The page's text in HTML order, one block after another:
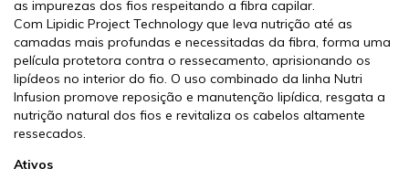
as impurezas dos fios respeitando a fibra capilar.
Com Lipidic Project Technology que leva nutrição até as
camadas mais profundas e necessitadas da fibra, forma uma
película protetora contra o ressecamento, aprisionando os
lipídeos no interior do fio. O uso combinado da linha Nutri
Infusion promove reposição e manutenção lipídica, resgata a
nutrição natural dos fios e revitaliza os cabelos altamente
ressecados.
Ativos